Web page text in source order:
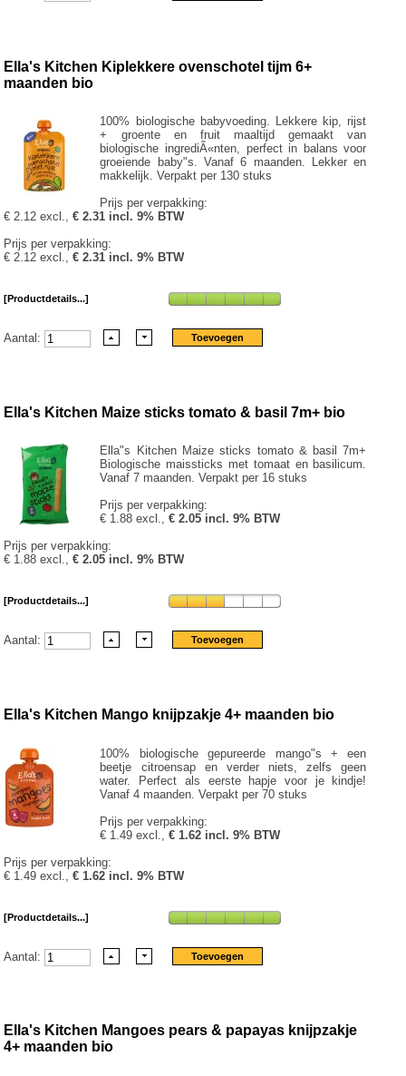
Ella's Kitchen Kiplekkere ovenschotel tijm 6+
maanden bio
100% biologische babyvoeding. Lekkere kip, rijst
+ groente en fruit maaltijd gemaakt van
biologische ingrediÃ«nten, perfect in balans voor
groeiende baby"s. Vanaf 6 maanden. Lekker en
makkelijk. Verpakt per 130 stuks
Prijs per verpakking:
€ 2.12 excl.,€ 2.31 incl. 9% BTW
Prijs per verpakking:
€ 2.12 excl.,€ 2.31 incl. 9% BTW
[Productdetails...]
Aantal:
Ella's Kitchen Maize sticks tomato & basil 7m+ bio
Ella"s Kitchen Maize sticks tomato & basil 7m+
Biologische maissticks met tomaat en basilicum.
Vanaf 7 maanden. Verpakt per 16 stuks
Prijs per verpakking:
€ 1.88 excl.,€ 2.05 incl. 9% BTW
Prijs per verpakking:
€ 1.88 excl.,€ 2.05 incl. 9% BTW
[Productdetails...]
Aantal:
Ella's Kitchen Mango knijpzakje 4+ maanden bio
100% biologische gepureerde mango"s + een
beetje citroensap en verder niets, zelfs geen
water. Perfect als eerste hapje voor je kindje!
Vanaf 4 maanden. Verpakt per 70 stuks
Prijs per verpakking:
€ 1.49 excl.,€ 1.62 incl. 9% BTW
Prijs per verpakking:
€ 1.49 excl.,€ 1.62 incl. 9% BTW
[Productdetails...]
Aantal:
Ella's Kitchen Mangoes pears & papayas knijpzakje
4+ maanden bio